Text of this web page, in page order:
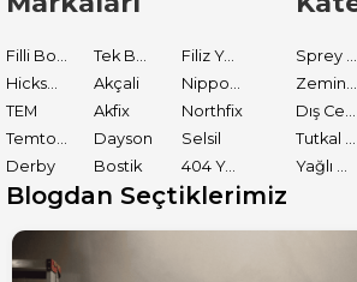
Filli Boya Tek Boya
Filiz Yapı Market
Hickson Decor
Akçali
Nippon Paint
TEM
Akfix
Northfix
Temtools
Dayson
Selsil
Derby
Bostik 404 Yapıştırıcı
Sprey Boyalar
Zemin Boyası
Dış Cephe Astarları
Tutkal ve Yapıştırıcılar
Yağlı Boyalar
Blogdan Seçtiklerimiz